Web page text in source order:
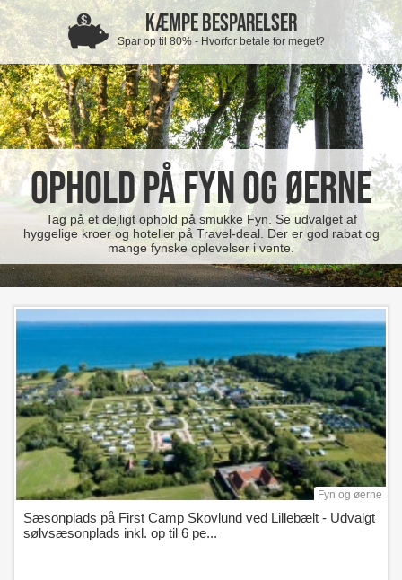
KÆMPE BESPARELSER
Spar op til 80% - Hvorfor betale for meget?
Ophold på Fyn og øerne
Tag på et dejligt ophold på smukke Fyn. Se udvalget af
hyggelige kroer og hoteller på Travel-deal. Der er god rabat og
mange fynske oplevelser i vente.
Fyn og øerne
Sæsonplads på First Camp Skovlund ved Lillebælt - Udvalgt
sølvsæsonplads inkl. op til 6 pe...